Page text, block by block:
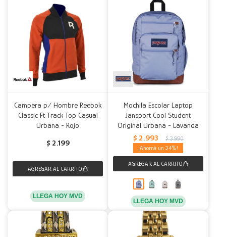
Campera p/ Hombre Reebok
Classic Ft Track Top Casual
Urbana - Rojo
$ 2.199
LLEGA HOY MVD
Mochila Escolar Laptop
Jansport Cool Student
Original Urbana - Lavanda
$ 2.993 $ 3.990
24
LLEGA HOY MVD